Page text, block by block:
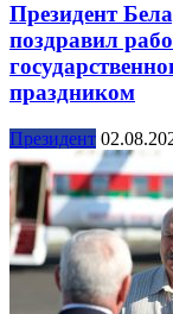
Президент
поздравил
праздником
Президент